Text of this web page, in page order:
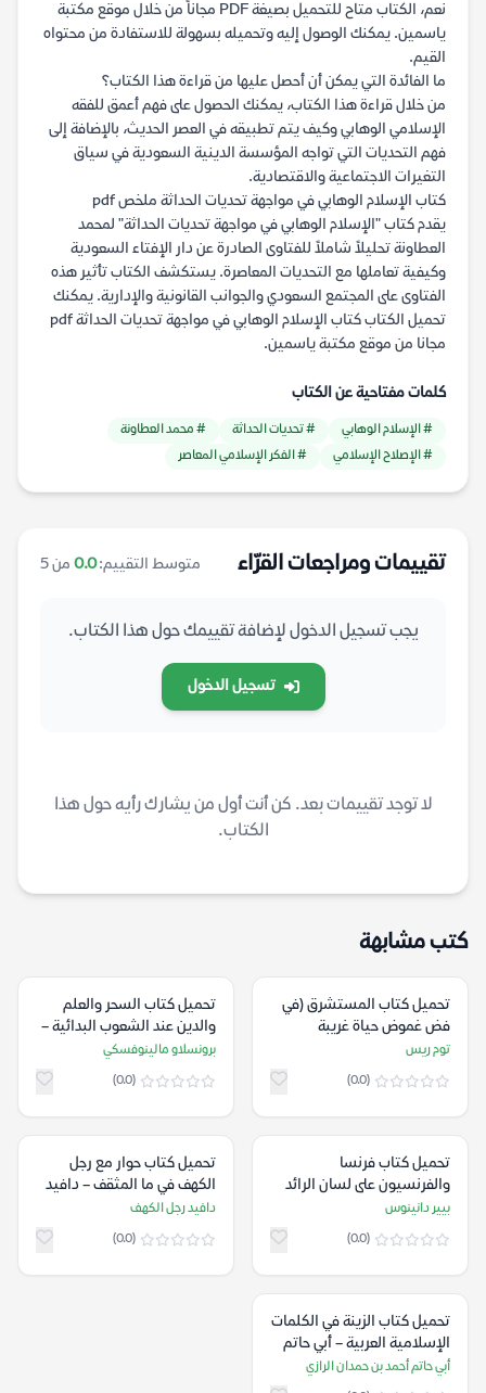
نعم، الكتاب متاح للتحميل بصيغة PDF مجاناً من خلال موقع مكتبة
ياسمين. يمكنك الوصول إليه وتحميله بسهولة للاستفادة من محتواه
القيم.
ما الفائدة التي يمكن أن أحصل عليها من قراءة هذا الكتاب؟
من خلال قراءة هذا الكتاب، يمكنك الحصول على فهم أعمق للفقه
الإسلامي الوهابي وكيف يتم تطبيقه في العصر الحديث، بالإضافة إلى
فهم التحديات التي تواجه المؤسسة الدينية السعودية في سياق
التغيرات الاجتماعية والاقتصادية.
كتاب الإسلام الوهابي في مواجهة تحديات الحداثة ملخص pdf
يقدم كتاب "الإسلام الوهابي في مواجهة تحديات الحداثة" لمحمد
العطاونة تحليلاً شاملاً للفتاوى الصادرة عن دار الإفتاء السعودية
وكيفية تعاملها مع التحديات المعاصرة. يستكشف الكتاب تأثير هذه
الفتاوى على المجتمع السعودي والجوانب القانونية والإدارية. يمكنك
تحميل الكتاب كتاب الإسلام الوهابي في مواجهة تحديات الحداثة pdf
مجانا من موقع مكتبة ياسمين.
كلمات مفتاحية عن الكتاب
# الإسلام الوهابي # تحديات الحداثة
# محمد العطاونة
# الإصلاح الإسلامي
# الفكر الإسلامي المعاصر
تقييمات ومراجعات القرّاء متوسط التقييم:0.0 من 5
يجب تسجيل الدخول لإضافة تقييمك حول هذا الكتاب.
تسجيل الدخول
لا توجد تقييمات بعد. كن أنت أول من يشارك رأيه حول هذا
الكتاب.
كتب مشابهة
تحميل كتاب المستشرق (في
فض غموض حياة غريبة
وخطيرة) – توم ريس
توم ريس
(0.0)
تحميل كتاب السحر والعلم
والدين عند الشعوب البدائية –
برونسلاو مالينوفسكي
برونسلاو مالينوفسكي
(0.0)
تحميل كتاب فرنسا
والفرنسيون على لسان الرائد
طومسون – بيير دانينوس
بيير دانينوس
(0.0)
تحميل كتاب حوار مع رجل
الكهف في ما المثقف – دافيد
رجل الكهف
دافيد رجل الكهف
(0.0)
تحميل كتاب الزينة في الكلمات
الإسلامية العربية – أبي حاتم
أحمد بن حمدان الرازي
أبي حاتم أحمد بن حمدان الرازي